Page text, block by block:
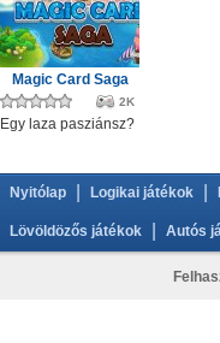
Magic Card Saga
2K
Egy laza pasziánsz?
Nyitólap Logikai játékok
Lövöldözős játékok Autós